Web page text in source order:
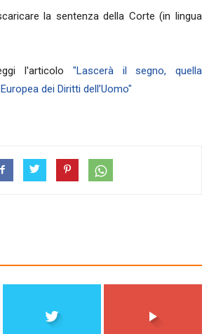
la sentenza della Corte (in lingua
l'articolo "Lascerà il segno, quella
dei Diritti dell’Uomo"